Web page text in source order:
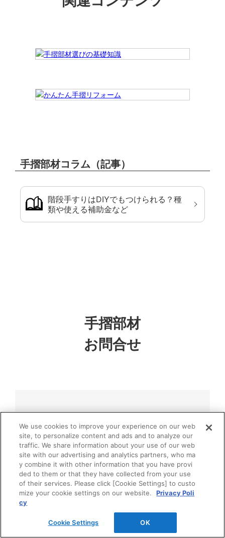
手摺部材コラム（記事）
階段手すりはDIYでもつけられる？種
類や使える補助金など
手摺部材
お問合せ
らご依頼いただけます。
Webカタログの閲覧・請求
We use cookies to improve your experience on our web
site, to personalize content and ads and to analyze our
traffic. We share information about your use of our web
site with our advertising and analytics partners, who ma
y combine it with other information that you have provi
ded to them or that they have collected from your use
of their services. Please click [Cookie Settings] to custo
mize your cookie settings on our website.
Privacy Poli
cy
Cookie Settings OK